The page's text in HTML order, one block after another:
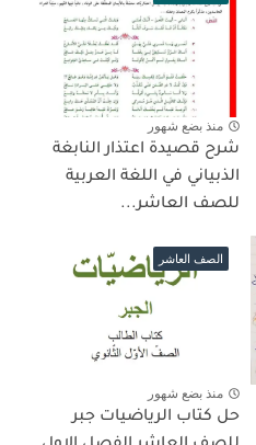
منذ بضع شهور
شرح قصيدة اعتذار النابغة
الذبياني في اللغة العربية
للصف العاشر...
الصف العاشر
منذ بضع شهور
حل كتاب الرياضيات جبر